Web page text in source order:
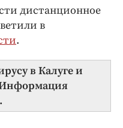
дистанционное
в
.
в Калуге и